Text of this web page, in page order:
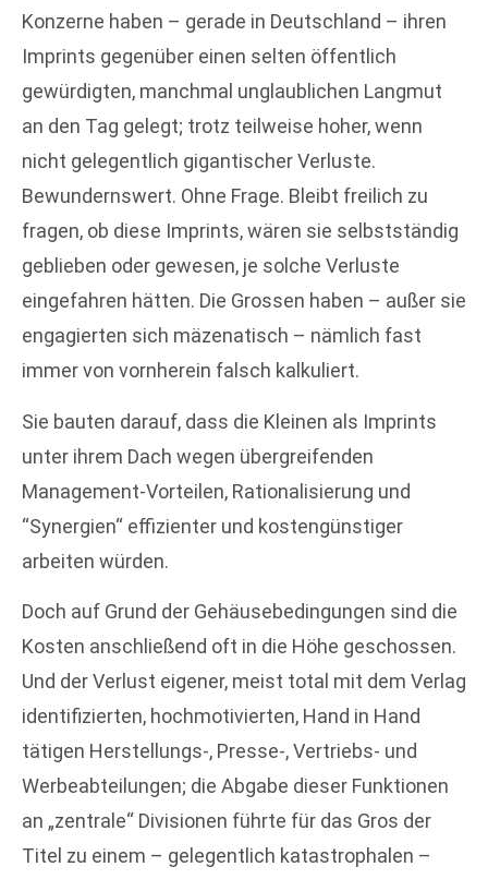
Konzerne haben – gerade in Deutschland – ihren
Imprints gegenüber einen selten öffentlich
gewürdigten, manchmal unglaublichen Langmut
an den Tag gelegt; trotz teilweise hoher, wenn
nicht gelegentlich gigantischer Verluste.
Bewundernswert. Ohne Frage. Bleibt freilich zu
fragen, ob diese Imprints, wären sie selbstständig
geblieben oder gewesen, je solche Verluste
eingefahren hätten. Die Grossen haben – außer sie
engagierten sich mäzenatisch – nämlich fast
immer von vornherein falsch kalkuliert.
Sie bauten darauf, dass die Kleinen als Imprints
unter ihrem Dach wegen übergreifenden
Management-Vorteilen, Rationalisierung und
“Synergien“ effizienter und kostengünstiger
arbeiten würden.
Doch auf Grund der Gehäusebedingungen sind die
Kosten anschließend oft in die Höhe geschossen.
Und der Verlust eigener, meist total mit dem Verlag
identifizierten, hochmotivierten, Hand in Hand
tätigen Herstellungs-, Presse-, Vertriebs- und
Werbeabteilungen; die Abgabe dieser Funktionen
an „zentrale“ Divisionen führte für das Gros der
Titel zu einem – gelegentlich katastrophalen –